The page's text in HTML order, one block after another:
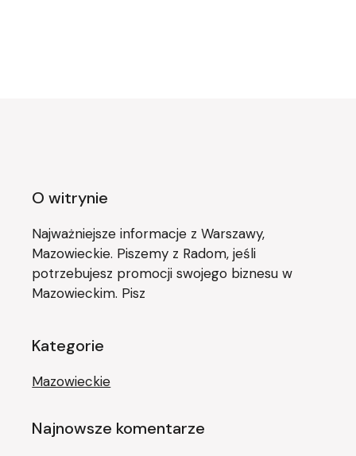
O witrynie
Najważniejsze informacje z Warszawy,
Mazowieckie. Piszemy z Radom, jeśli
potrzebujesz promocji swojego biznesu w
Mazowieckim. Pisz
Kategorie
Mazowieckie
Najnowsze komentarze